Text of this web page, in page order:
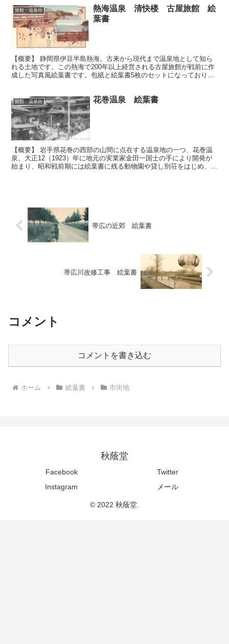
旅館・温泉街
熱海温泉 清快楼 古屋旅館 絵
葉書
【概要】 静岡県伊豆半島熱海。古来から現代まで温泉地として知ら
れる土地です。この熱海で200年以上経営される古屋旅館が戦前に作
成した写真風絵葉書です。包紙と絵葉書5枚のセットになっており、
旅館・温泉街 花巻温泉 絵葉書
【概要】 岩手県花巻の西部の山間に点在する温泉地の一つ、花巻温
泉。大正12（1923）年に地元の実業家金田一国士の手により開発が
始まり、昭和戦前期には絵葉書に残る動物園や貸し別荘をはじめ、テ
帯広の近郊 絵葉書
帯広川改修工事 絵葉書
コメント
コメントを書き込む
ホーム 絵葉書 市街地
秋蔭堂
Facebook
Twitter
Instagram
メール
© 2022 秋蔭堂.